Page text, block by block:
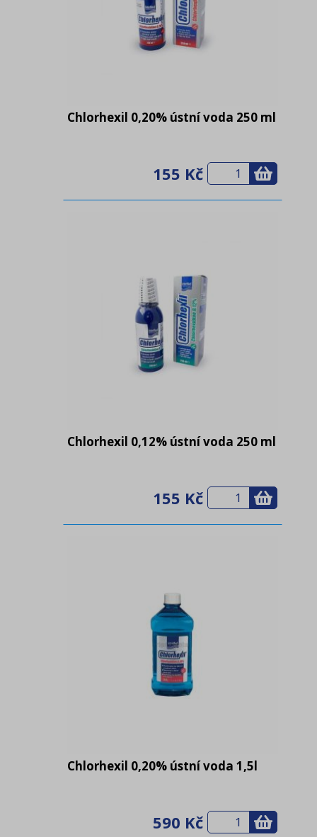
Chlorhexil 0,20% ústní voda 250 ml
155 Kč
Chlorhexil 0,12% ústní voda 250 ml
155 Kč
Chlorhexil 0,20% ústní voda 1,5l
590 Kč